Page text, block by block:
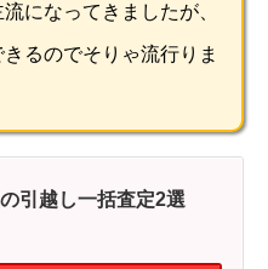
になってきましたが、
るのでそりゃ流行りま
引越し一括査定2選